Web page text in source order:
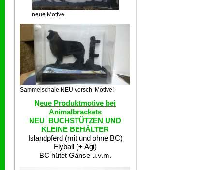
neue Motive
Sammelschale NEU versch. Motive!
Neue Produktmotive bei
Animalbrackets
NEU BUCHSTÜTZEN UND
KLEINE BEHÄLTER
Islandpferd (mit und ohne BC)
Flyball (+ Agi)
BC hütet Gänse u.v.m.